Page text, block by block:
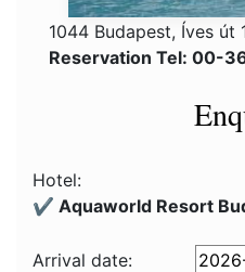
1044 Budapest, Íves út
Reservation Tel: 00-
Hotel:
✔️ Aquaworld Resort
Arrival date: